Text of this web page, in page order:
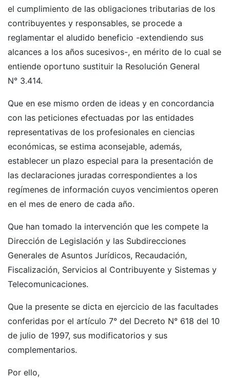
el cumplimiento de las obligaciones tributarias de los
contribuyentes y responsables, se procede a
reglamentar el aludido beneficio -extendiendo sus
alcances a los años sucesivos-, en mérito de lo cual se
entiende oportuno sustituir la Resolución General
N° 3.414.
Que en ese mismo orden de ideas y en concordancia
con las peticiones efectuadas por las entidades
representativas de los profesionales en ciencias
económicas, se estima aconsejable, además,
establecer un plazo especial para la presentación de
las declaraciones juradas correspondientes a los
regímenes de información cuyos vencimientos operen
en el mes de enero de cada año.
Que han tomado la intervención que les compete la
Dirección de Legislación y las Subdirecciones
Generales de Asuntos Jurídicos, Recaudación,
Fiscalización, Servicios al Contribuyente y Sistemas y
Telecomunicaciones.
Que la presente se dicta en ejercicio de las facultades
conferidas por el artículo 7° del Decreto N° 618 del 10
de julio de 1997, sus modificatorios y sus
complementarios.
Por ello,